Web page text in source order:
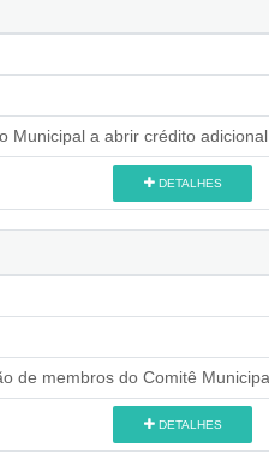
Municipal a abrir crédito
DETALHES
de membros do Comitê
DETALHES